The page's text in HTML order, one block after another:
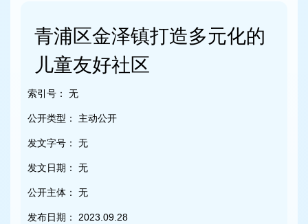
青浦区金泽镇打造多元化的
儿童友好社区
索引号： 无
公开类型： 主动公开
发文字号： 无
发文日期： 无
公开主体： 无
发布日期： 2023.09.28